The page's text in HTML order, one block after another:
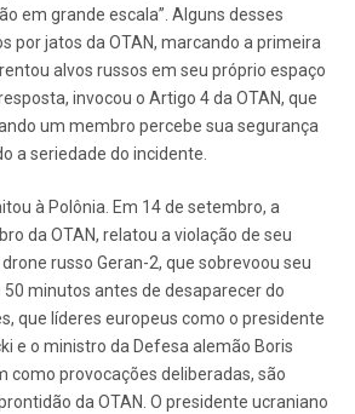
em grande escala”. Alguns desses
por jatos da OTAN, marcando a primeira
alvos russos em seu próprio espaço
invocou o Artigo 4 da OTAN, que
um membro percebe sua segurança
a seriedade do incidente.
à Polônia. Em 14 de setembro, a
da OTAN, relatou a violação de seu
russo Geran-2, que sobrevoou seu
minutos antes de desaparecer do
que líderes europeus como o presidente
e o ministro da Defesa alemão Boris
como provocações deliberadas, são
da OTAN. O presidente ucraniano